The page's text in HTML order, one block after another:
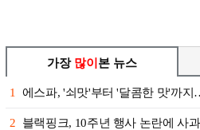
가장 많이 본 뉴스
1 에스파, '쇠맛'부터 '달콤한 맛'까
2 블랙핑크, 10주년 행사 논란에 사